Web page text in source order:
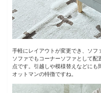
手軽にレイアウトが変更でき、ソフ
ソファでもコーナーソファとして配
点です。引越しや模様替えなどにも
オットマンの特徴ですね。